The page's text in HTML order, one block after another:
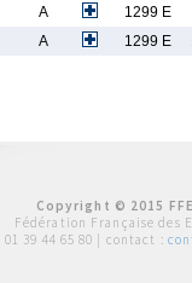
A
1299 E
A 1299 E
Copyright © 2015
Fédération Française des
01 39 44 65 80 | contact :